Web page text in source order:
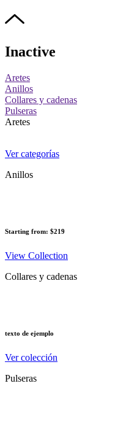
Inactive
Aretes
Anillos
Collares y cadenas
Pulseras
Aretes
Ver categorías
Anillos
Starting from: $219
View Collection
Collares y cadenas
texto de ejemplo
Ver colección
Pulseras